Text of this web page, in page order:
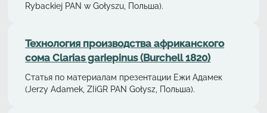
Rybackiej PAN w Gołyszu, Польша).
Технология производства африканского
сома Clarias gariepinus (Burchell 1820)
Статья по материалам презентации Ежи Адамек
(Jerzy Adamek, ZIiGR PAN Gołysz, Польша).